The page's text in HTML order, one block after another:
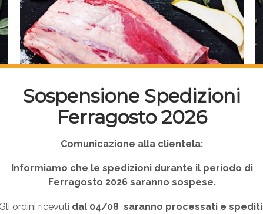
Aggiungi al carrello
Gran pezzo Sloveno scottona
44,80€
Comunicazione alla clientela:
Informiamo che le spedizioni durante il periodo di
Ferragosto 2026 saranno sospese.
ordini ricevuti dal 04/08 saranno processati e spediti